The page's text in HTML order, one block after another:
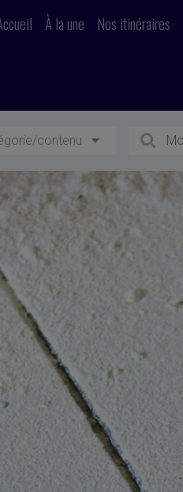
À la une Nos itinéraires
contenu